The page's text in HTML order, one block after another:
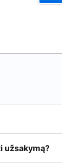
užsakymą?